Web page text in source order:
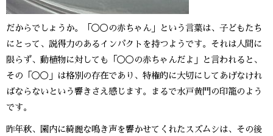
だからでしょうか。「◯◯の赤ちゃん」という言葉は、子どもたち
にとって、説得力のあるインパクトを持つようです。それは人間に
限らず、動植物に対しても「◯◯の赤ちゃんだよ」と言われると、
その「◯◯」は格別の存在であり、特権的に大切にしてあげなけれ
ばならないという響きさえ感じます。まるで水戸黄門の印籠のよう
です。
昨年秋、園内に綺麗な鳴き声を響かせてくれたスズムシは、その後